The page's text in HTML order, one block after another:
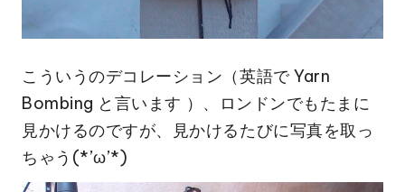
こういうのデコレーション（英語で Yarn
Bombing と言います ）、ロンドンでもたまに
見かけるのですが、見かけるたびに写真を取っ
ちゃう(*’ω’*)